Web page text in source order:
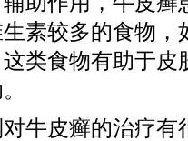
素较多的食物，
类食物有助于皮
牛皮癣的治疗有